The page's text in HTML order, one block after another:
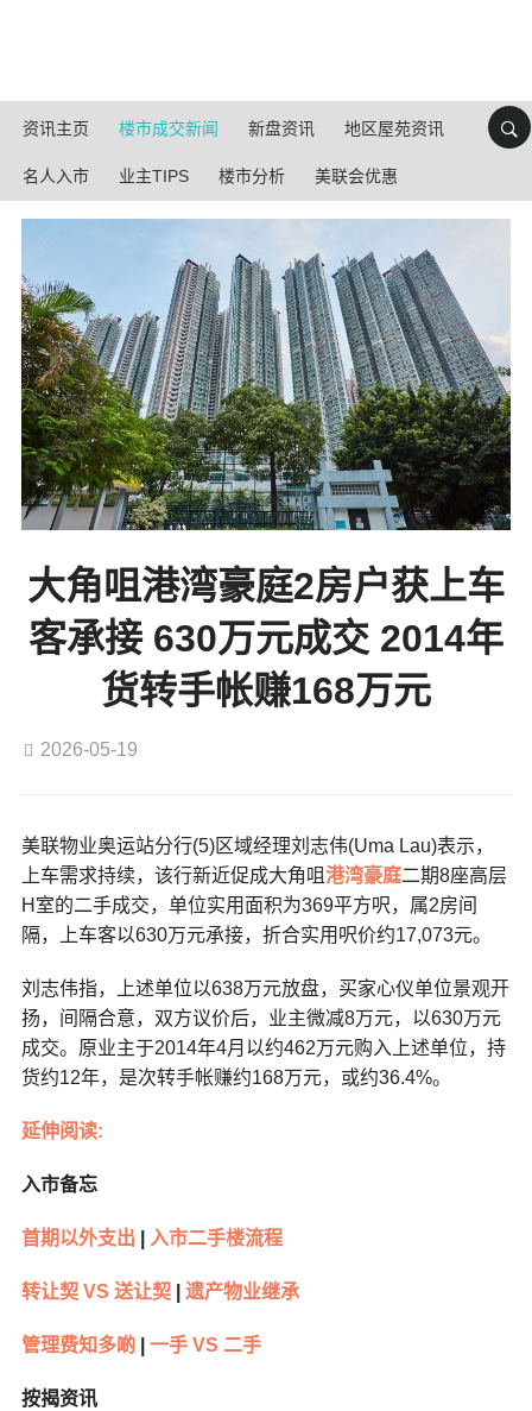
资讯主页 楼市成交新闻 新盘资讯 地区屋苑资讯
名人入市 业主TIPS 楼市分析 美联会优惠
大角咀港湾豪庭2房户获上车
客承接 630万元成交 2014年
货转手帐赚168万元
2026-05-19
美联物业奥运站分行(5)区域经理刘志伟(Uma Lau)表示，
上车需求持续，该行新近促成大角咀港湾豪庭二期8座高层
H室的二手成交，单位实用面积为369平方呎，属2房间
隔，上车客以630万元承接，折合实用呎价约17,073元。
刘志伟指，上述单位以638万元放盘，买家心仪单位景观开
扬，间隔合意，双方议价后，业主微减8万元，以630万元
成交。原业主于2014年4月以约462万元购入上述单位，持
货约12年，是次转手帐赚约168万元，或约36.4%。
延伸阅读:
入市备忘
首期以外支出 入市二手楼流程
转让契 VS 送让契| 遗产物业继承
管理费知多啲| 一手 VS 二手
按揭资讯